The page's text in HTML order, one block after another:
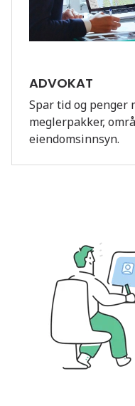
ADVOKAT
Spar tid og penger
meglerpakker,
eiendomsinnsyn.